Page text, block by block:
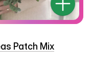
Patch Mix